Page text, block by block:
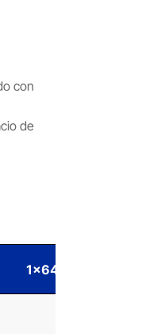
con
de
1x64